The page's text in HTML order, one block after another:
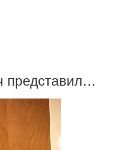
представил…